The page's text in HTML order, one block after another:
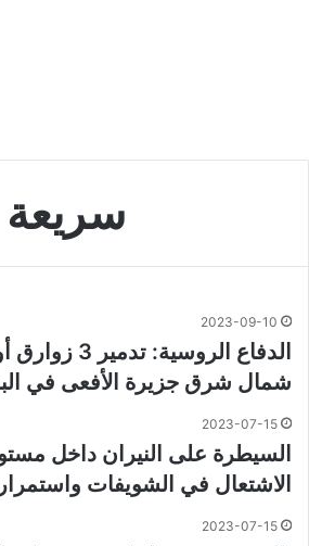
سريعة
2023-09-10
الدفاع
شمال شرق جزيرة الأفعى في
2023-07-15
السيطرة على النيران داخل
الاشتعال في الشويفات
2023-07-15